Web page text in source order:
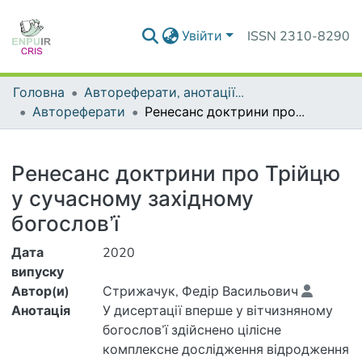
Увійти ISSN 2310-8290
Головна
Автореферати, анотації до дисертацій та дисертації
Автореферати
Ренесанс доктрини про Трійцю у сучасному західному богослов’ї
Ренесанс доктрини про Трійцю
у сучасному західному
богослов’ї
Дата
випуску
2020
Автор(и)
Стрижачук, Федір Васильович
Анотація
У дисертації вперше у вітчизняному
богослов’ї здійснено цілісне
комплексне дослідження відродження